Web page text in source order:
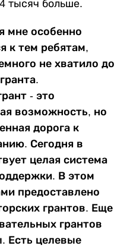
тысяч больше.
мне особенно
к тем ребятам,
не хватило до
- это
возможность, но
дорога к
Сегодня в
целая система
В этом
предоставлено
грантов. Еще
грантов
Есть целевые